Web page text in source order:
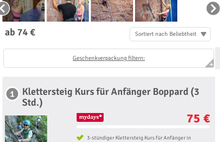
ab 74 € Sortiert nach Beliebtheit
Geschenkverpackung filtern:
1
Klettersteig Kurs für Anfänger Boppard (3
Std.)
75 €
3-stündiger Klettersteig Kurs für Anfänger in